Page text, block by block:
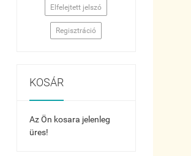
Elfelejtett jelszó
Regisztráció
KOSÁR
Az Ön kosara jelenleg
üres!